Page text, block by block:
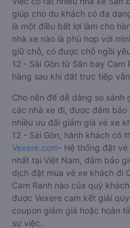
giúp cho du khách có đa
là một điều bất lợi làm cho
nhà xe nào là phù hợp với
giữ chỗ, có được chỗ ngồi
12 - Sài Gòn từ Sân bay
hàng sau khi đặt trực tiếp
Cho nên để dễ dàng so sánh
các nhà xe đi, được đảm
nhiều ưu đãi giảm giá vé xe
12 - Sài Gòn, hành khách có
Vexere.com- Hệ thống đặt
nhất tại Việt Nam, đảm bảo
dịch đặt mua vé xe khách đi
Cam Ranh nào của quý
được Vexere cam kết giải
coupon giảm giá hoặc hoàn
sự việc.